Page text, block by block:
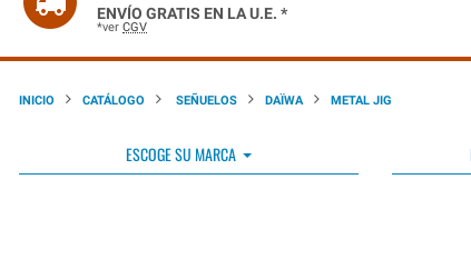
ENVÍO GRATIS EN LA U.E. *
*ver CGV
INICIO CATÁLOGO SEÑUELOS DAÏWA METAL JIG
ESCOGE SU MARCA